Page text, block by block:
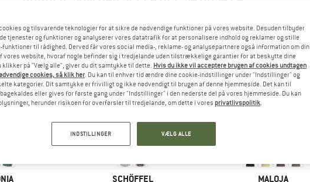
MÆRKE
SCHÖFFEL
Rabat
10%
MÆRKE
MALOJA
og tilsvarende teknologier for at sikre de nødvendige funktioner på vores website. Desuden tilbyder
tjenester og funktioner og analyserer vores datatrafik for at personalisere indhold og reklamer og stille
funktioner til rådighed. Derved får vores social media-, reklame- og analysepartnere også information om din
vores website, hvoraf nogle befinder sig i tredjelande uden tilstrækkelige garantier for at beskytte dine
klikker på "Vælg alle", giver du dit samtykke til dette. Hvis du ikke vil acceptere brugen af cookies undtagen
cookies, så klik her. Du kan til enhver tid ændre dine cookie-indstillinger under "Indstillinger" og
kategorier. Dit samtykke er frivilligt og ikke nødvendigt til brugen af denne hjemmeside. Det kan til
eller gives for første gang under "Indstillinger" i den nederste del på vores hjemmeside. Du kan
herunder risikoen for overførsler til tredjelande, om dette i vores privatlivspolitik.
INDSTILLINGER VÆLG ALLE